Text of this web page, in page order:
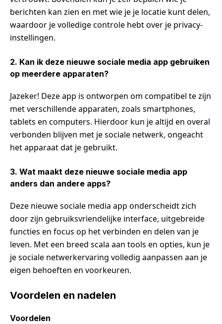
berichten kan zien en met wie je je locatie kunt delen,
waardoor je volledige controle hebt over je privacy-
instellingen.
2. Kan ik deze nieuwe sociale media app gebruiken
op meerdere apparaten?
Jazeker! Deze app is ontworpen om compatibel te zijn
met verschillende apparaten, zoals smartphones,
tablets en computers. Hierdoor kun je altijd en overal
verbonden blijven met je sociale netwerk, ongeacht
het apparaat dat je gebruikt.
3. Wat maakt deze nieuwe sociale media app
anders dan andere apps?
Deze nieuwe sociale media app onderscheidt zich
door zijn gebruiksvriendelijke interface, uitgebreide
functies en focus op het verbinden en delen van je
leven. Met een breed scala aan tools en opties, kun je
je sociale netwerkervaring volledig aanpassen aan je
eigen behoeften en voorkeuren.
Voordelen en nadelen
Voordelen